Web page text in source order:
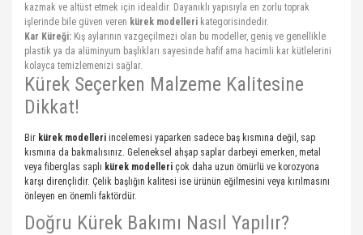
kazmak ve altüst etmek için idealdir. Dayanıklı yapısıyla en zorlu toprak
işlerinde bile güven veren kürek modelleri kategorisindedir.
Kar Küreği: Kış aylarının vazgeçilmezi olan bu modeller, geniş ve genellikle
plastik ya da alüminyum başlıkları sayesinde hafif ama hacimli kar kütlelerini
kolayca temizlemenizi sağlar.
Kürek Seçerken Malzeme Kalitesine
Dikkat!
Bir kürek modelleri incelemesi yaparken sadece baş kısmına değil, sap
kısmına da bakmalısınız. Geleneksel ahşap saplar darbeyi emerken, metal
veya fiberglas saplı kürek modelleri çok daha uzun ömürlü ve korozyona
karşı dirençlidir. Çelik başlığın kalitesi ise ürünün eğilmesini veya kırılmasını
önleyen en önemli faktördür.
Doğru Kürek Bakımı Nasıl Yapılır?